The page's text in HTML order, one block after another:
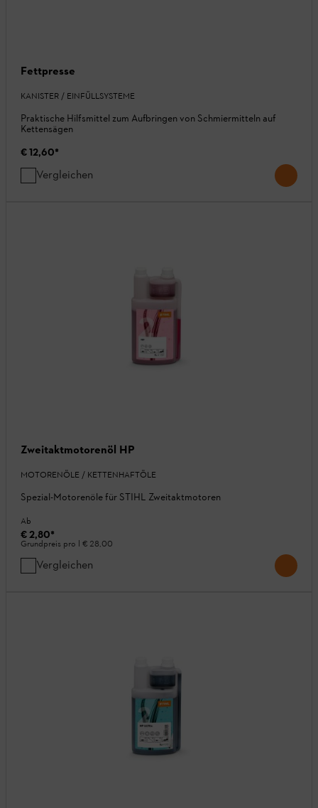
Fettpresse
KANISTER / EINFÜLLSYSTEME
Praktische Hilfsmittel zum Aufbringen von Schmiermitteln auf
Kettensägen
€ 12,60*
Vergleichen
Zweitaktmotorenöl HP
MOTORENÖLE / KETTENHAFTÖLE
Spezial-Motorenöle für STIHL Zweitaktmotoren
Ab
€ 2,80*
Grundpreis pro l € 28,00
Vergleichen